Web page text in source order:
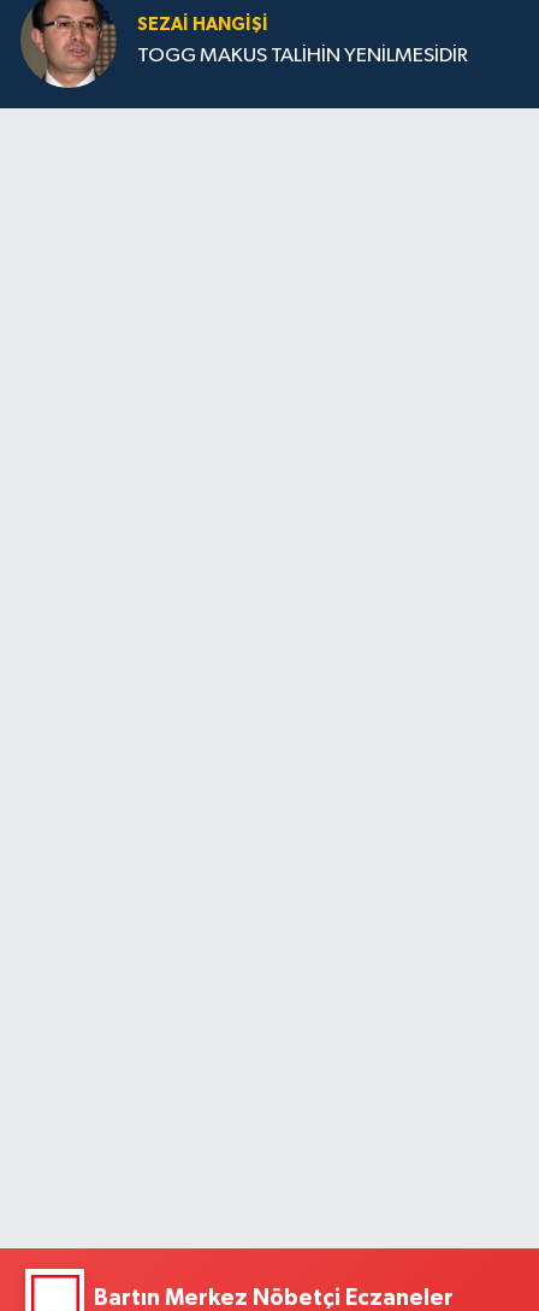
SEZAI HANGİŞİ
TOGG MAKUS TALİHİN YENİLMESİDİR
Bartın Merkez Nöbetçi Eczaneler